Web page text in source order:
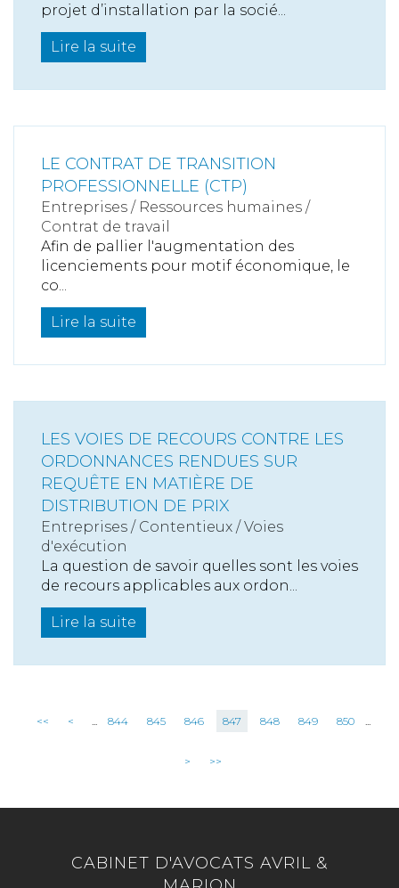
projet d’installation par la socié...
Lire la suite
LE CONTRAT DE TRANSITION
PROFESSIONNELLE (CTP)
Entreprises / Ressources humaines /
Contrat de travail
Afin de pallier l'augmentation des
licenciements pour motif économique, le
co...
Lire la suite
LES VOIES DE RECOURS CONTRE LES
ORDONNANCES RENDUES SUR
REQUÊTE EN MATIÈRE DE
DISTRIBUTION DE PRIX
Entreprises / Contentieux /Voies
d'exécution
La question de savoir quelles sont les voies
de recours applicables aux ordon...
Lire la suite
<< < ... 844 845 846 847 848 849 850 ...
> >>
CABINET D'AVOCATS AVRIL &